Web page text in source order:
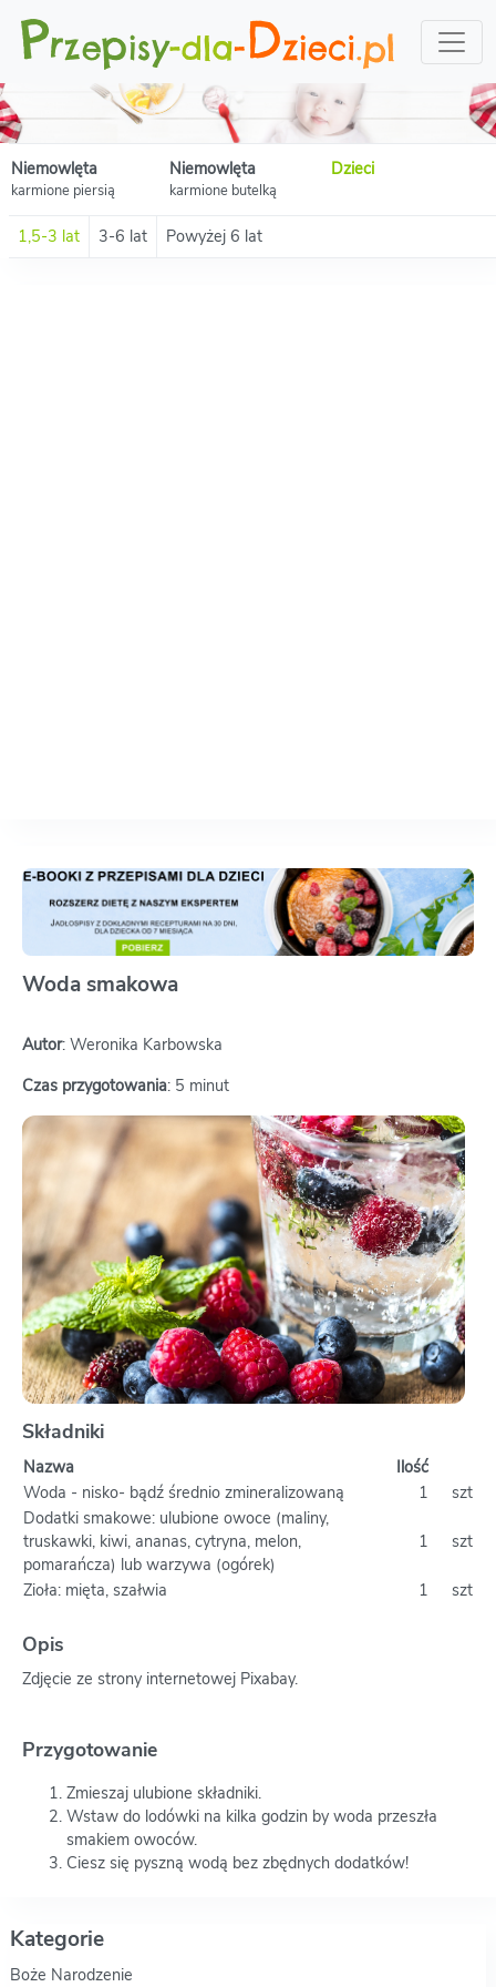
Niemowlęta
karmione piersią
Niemowlęta
karmione butelką
Dzieci
1,5-3 lat 3-6 lat Powyżej 6 lat
Woda smakowa
Autor: Weronika Karbowska
Czas przygotowania: 5 minut
Składniki
Nazwa
Ilość
Woda - nisko- bądź średnio zmineralizowaną
1
szt
Dodatki smakowe: ulubione owoce (maliny,
truskawki, kiwi, ananas, cytryna, melon,
pomarańcza) lub warzywa (ogórek)
1 szt
Zioła: mięta, szałwia 1 szt
Opis
Zdjęcie ze strony internetowej Pixabay.
Przygotowanie
Zmieszaj ulubione składniki.
Wstaw do lodówki na kilka godzin by woda przeszła
smakiem owoców.
Ciesz się pyszną wodą bez zbędnych dodatków!
Kategorie
Boże Narodzenie